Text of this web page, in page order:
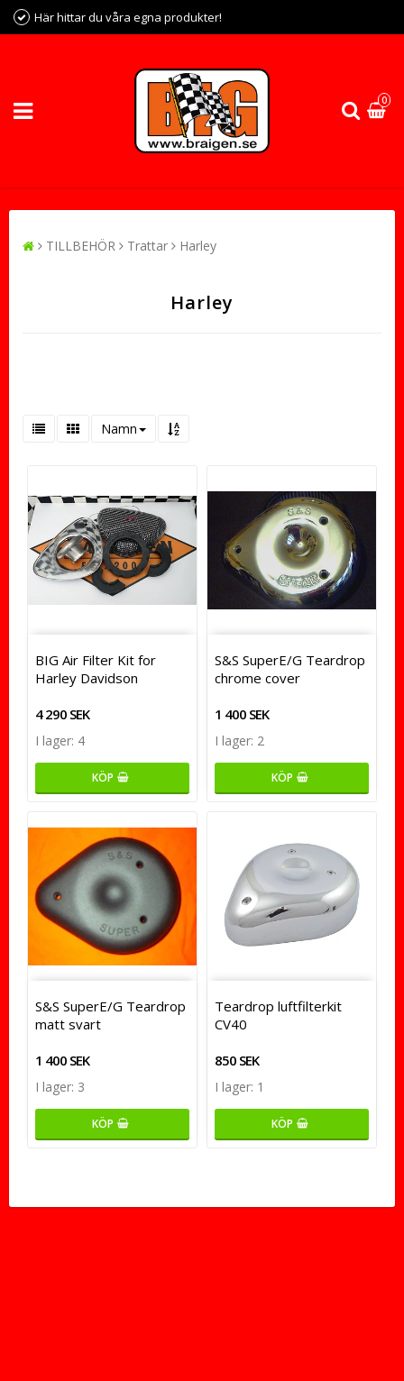
Här hittar du våra egna produkter!
0
TILLBEHÖR Trattar Harley
Harley
Namn
BIG Air Filter Kit for
Harley Davidson
4 290 SEK
I lager: 4
KÖP
S&S SuperE/G Teardrop
chrome cover
1 400 SEK
I lager: 2
KÖP
S&S SuperE/G Teardrop
matt svart
1 400 SEK
I lager: 3
KÖP
Teardrop luftfilterkit
CV40
850 SEK
I lager: 1
KÖP